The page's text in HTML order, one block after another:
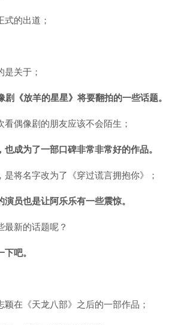
的出道；
关于；
剧《放羊的星星》将要翻拍的一些话题。
偶像剧的朋友应该不会陌生；
也成为了一部口碑非常非常好的作品。
将名字改为了《穿过谎言拥抱你》；
员也是让阿乐乐有一些震惊。
最新的话题呢？
吧。
颖在《天龙八部》之后的一部作品；